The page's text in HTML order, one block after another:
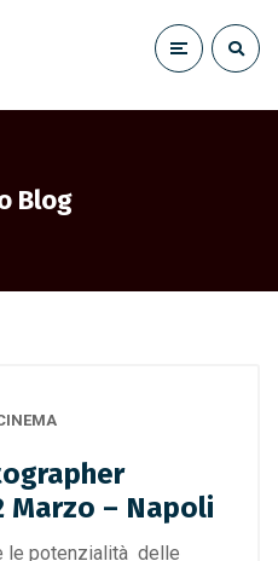
Blog
Marzo – Napoli
le potenzialità delle